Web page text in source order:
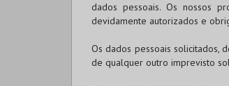
dados pessoais. Os nossos
devidamente autorizados e
Os dados pessoais solicitados,
de qualquer outro imprevisto